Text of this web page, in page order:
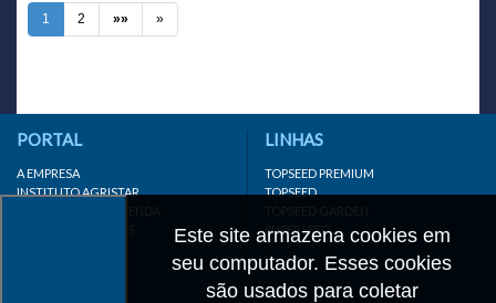
1 2 »» »
Este site armazena cookies em
seu computador. Esses cookies
são usados para coletar
PORTAL
A EMPRESA
INSTITUTO AGRISTAR
DISTRIBUIDOR/REVENDA
LINKS IMPORTANTES
LINHAS
TOPSEED PREMIUM
TOPSEED
TOPSEED GARDEN
SUPERSEED